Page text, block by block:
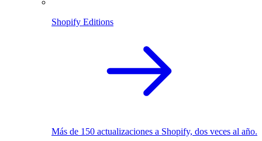
Shopify Editions
Más de 150 actualizaciones a Shopify, dos veces al año.